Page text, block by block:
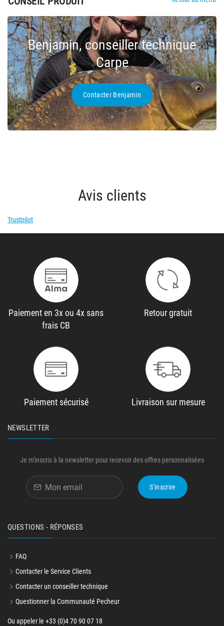
Benjamin, conseiller technique
Carpe
Contacter Benjamin
Avis clients
Trustpilot
Paiement en 3x ou 4x sans
frais CB
Retour gratuit
Paiement sécurisé Livraison sur mesure
NEWSLETTER
Je m'inscris à la newsletter pour recevoir des offres personnalisées
S'inscrire
QUESTIONS - RÉPONSES
FAQ
Contacter le Service Clients
Contacter un conseiller technique
Questionner la Communauté Pecheur
Ou appeler le +33 (0)4 70 90 07 18